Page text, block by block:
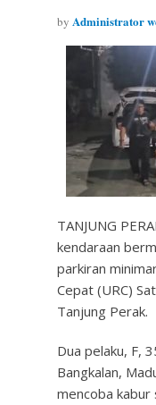
by Administrator
TANJUNG
kendaraan
parkiran
Cepat (URC)
Tanjung Perak.
Dua pelaku, F,
Bangkalan,
mencoba kabur